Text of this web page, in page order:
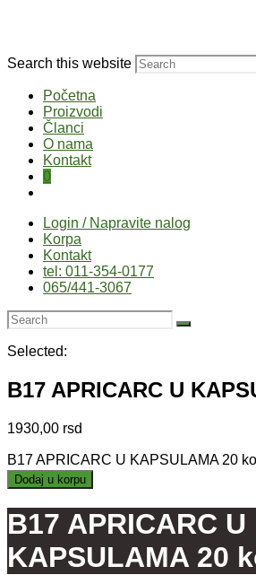
Search this website
Početna
Proizvodi
Članci
O nama
Kontakt
0
Login / Napravite nalog
Korpa
Kontakt
tel: 011-354-0177
065/441-3067
Selected:
B17 APRICARC U
1930,00 rsd
B17 APRICARC U KAPSULAMA 20
Dodaj u korpu
B17 APRICARC U
KAPSULAMA 20